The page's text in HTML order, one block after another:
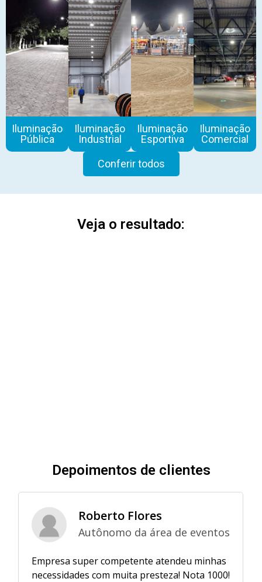
Iluminação
Pública
Iluminação
Industrial
Iluminação
Esportiva
Iluminação
Comercial
Conferir todos
Veja o resultado:
Depoimentos de clientes
da área de eventos
atendeu minhas
presteza! Nota 1000!
Real Tenis
Ficamos muito
projeto e das luminárias.